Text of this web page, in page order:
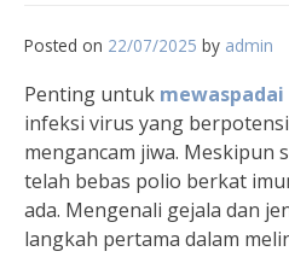
Posted on 22/07/2025 by admin
Penting untuk
infeksi virus yang
mengancam jiwa. Meskipun
telah bebas polio berkat
ada. Mengenali gejala dan
langkah pertama dalam